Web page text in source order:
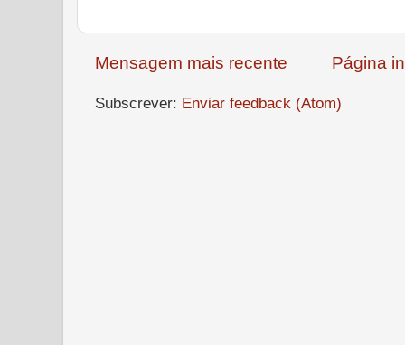
Mensagem mais recente Página
Subscrever: Enviar feedback (Atom)